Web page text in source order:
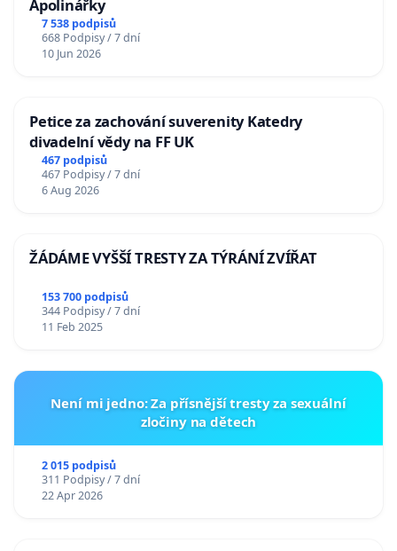
Apolinářky
7 538 podpisů
668 Podpisy / 7 dní
10 Jun 2026
Petice za zachování suverenity Katedry
divadelní vědy na FF UK
467 podpisů
467 Podpisy / 7 dní
6 Aug 2026
ŽÁDÁME VYŠŠÍ TRESTY ZA TÝRÁNÍ ZVÍŘAT
153 700 podpisů
344 Podpisy / 7 dní
11 Feb 2025
Není mi jedno: Za přísnější tresty za sexuální
zločiny na dětech
2 015 podpisů
311 Podpisy / 7 dní
22 Apr 2026